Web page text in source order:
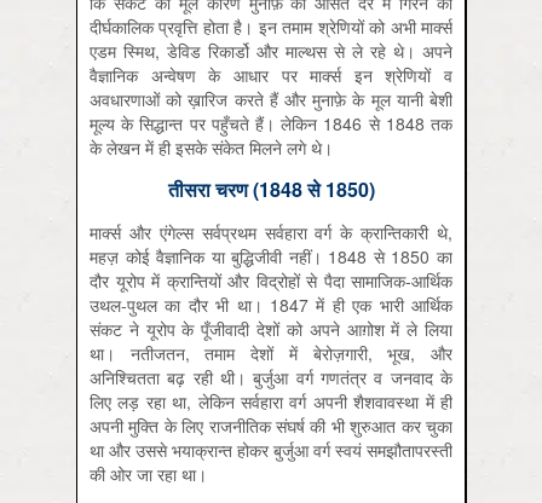
दीर्घकालिक प्रवृत्ति होता है। इन तमाम श्रेणियों को अभी मार्क्स
एडम स्मिथ, डेविड रिकार्डो और माल्थस से ले रहे थे। अपने
वैज्ञानिक अन्वेषण के आधार पर मार्क्स इन श्रेणियों व
अवधारणाओं को ख़ारिज करते हैं और मुनाफ़े के मूल यानी बेशी
मूल्य के सिद्धान्त पर पहुँचते हैं। लेकिन 1846 से 1848 तक
के लेखन में ही इसके संकेत मिलने लगे थे।
तीसरा चरण (1848 से 1850)
मार्क्स और एंगेल्स सर्वप्रथम सर्वहारा वर्ग के क्रान्तिकारी थे,
महज़ कोई वैज्ञानिक या बुद्धिजीवी नहीं। 1848 से 1850 का
दौर यूरोप में क्रान्तियों और विद्रोहों से पैदा सामाजिक-आर्थिक
उथल-पुथल का दौर भी था। 1847 में ही एक भारी आर्थिक
संकट ने यूरोप के पूँजीवादी देशों को अपने आग़ोश में ले लिया
था। नतीजतन, तमाम देशों में बेरोज़गारी, भूख, और
अनिश्चितता बढ़ रही थी। बुर्जुआ वर्ग गणतंत्र व जनवाद के
लिए लड़ रहा था, लेकिन सर्वहारा वर्ग अपनी शैशवावस्था में ही
अपनी मुक्ति के लिए राजनीतिक संघर्ष की भी शुरुआत कर चुका
था और उससे भयाक्रान्त होकर बुर्जुआ वर्ग स्वयं समझौतापरस्ती
की ओर जा रहा था।